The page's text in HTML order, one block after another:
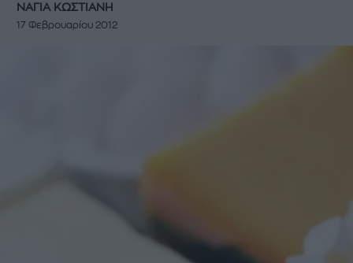
ΝΑΓΙΑ ΚΩΣΤΙΑΝΗ
17 Φεβρουαρίου 2012